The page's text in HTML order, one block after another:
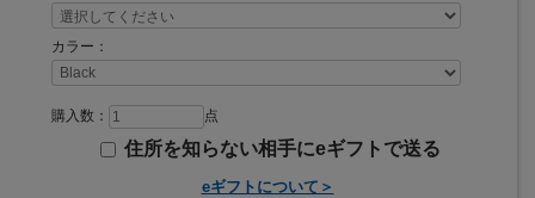
カラー：
購入数： 点
住所を知らない相手にeギフトで送る
eギフトについて＞